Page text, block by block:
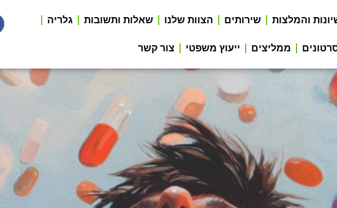
והמלצות שירותים הצוות שלנו שאלות ותשובות גלריה
ממליצים ייעוץ משפטי צור קשר